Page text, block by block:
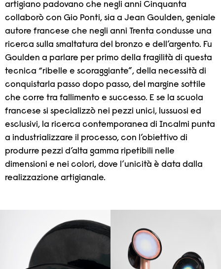
artigiano padovano che negli anni Cinquanta
collaborò con Gio Ponti, sia a Jean Goulden, geniale
autore francese che negli anni Trenta condusse una
ricerca sulla smaltatura del bronzo e dell’argento. Fu
Goulden a parlare per primo della fragilità di questa
tecnica “ribelle e scoraggiante”, della necessità di
conquistarla passo dopo passo, del margine sottile
che corre tra fallimento e successo. E se la scuola
francese si specializzò nei pezzi unici, lussuosi ed
esclusivi, la ricerca contemporanea di Incalmi punta
a industrializzare il processo, con l’obiettivo di
produrre pezzi d’alta gamma ripetibili nelle
dimensioni e nei colori, dove l’unicità è data dalla
realizzazione artigianale.